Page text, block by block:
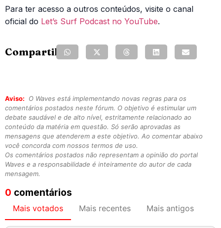
Para ter acesso a outros conteúdos, visite o canal
oficial do Let’s Surf Podcast no YouTube.
Compartilhe:
Aviso:
O Waves está implementando novas regras para os
comentários postados neste fórum. O objetivo é estimular um
debate saudável e de alto nível, estritamente relacionado ao
conteúdo da matéria em questão. Só serão aprovadas as
mensagens que atenderem a este objetivo. Ao comentar abaixo
você concorda com nossos termos de uso.
Os comentários postados não representam a opinião do portal
Waves e a responsabilidade é inteiramente do autor de cada
mensagem.
0 comentários
Mais votados Mais recentes Mais antigos